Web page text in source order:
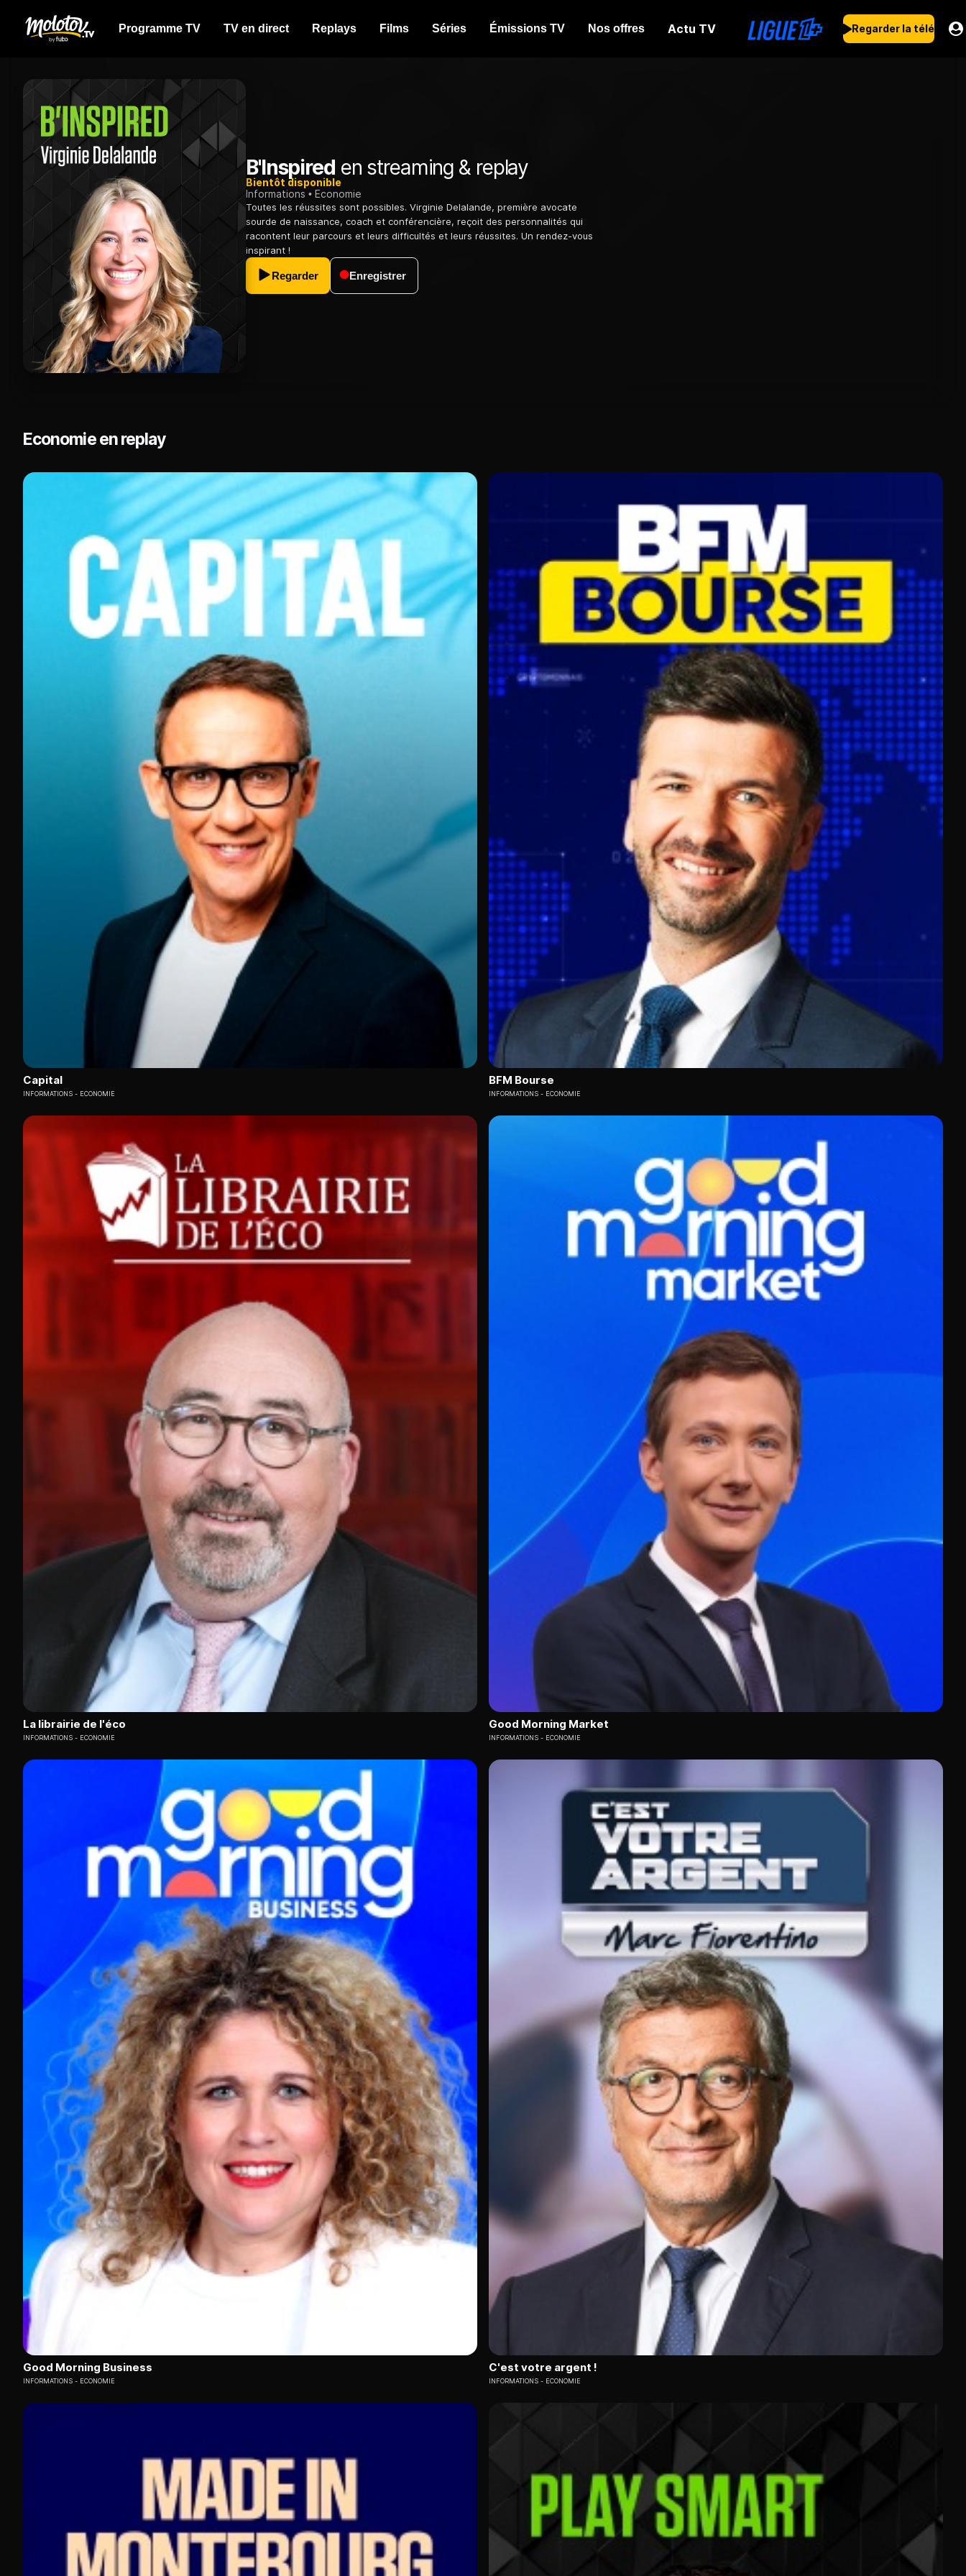
Programme TV TV en direct Replays Films Séries Émissions TV Nos offres Actu TV Regarder la télé
B'Inspired en streaming & replay
Bientôt disponible
Informations
Economie
Toutes les réussites sont possibles. Virginie Delalande, première avocate
sourde de naissance, coach et conférencière, reçoit des personnalités qui
racontent leur parcours et leurs difficultés et leurs réussites. Un rendez-vous
inspirant !
Regarder Enregistrer
Economie en replay
Capital
INFORMATIONS ECONOMIE
BFM Bourse
INFORMATIONS ECONOMIE
La librairie de l'éco
INFORMATIONS ECONOMIE
Good Morning Market
INFORMATIONS ECONOMIE
Good Morning Business
INFORMATIONS ECONOMIE
C'est votre argent !
INFORMATIONS ECONOMIE